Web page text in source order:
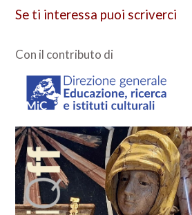
Se ti interessa puoi scriverci
Con il contributo di